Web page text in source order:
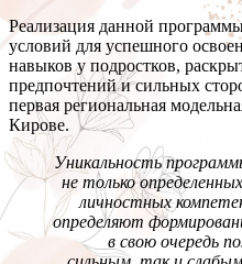
Реализация данной
условий для успешного
навыков у подростков,
предпочтений и сильных
первая региональная
Кирове.
Уникальность
не только
личностных
определяют
в свою очередь